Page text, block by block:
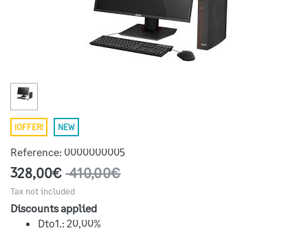
¡OFFER! NEW
Reference: 0000000005
328,00€410,00€
Tax not included
Discounts applied
Dto1.: 20,00%